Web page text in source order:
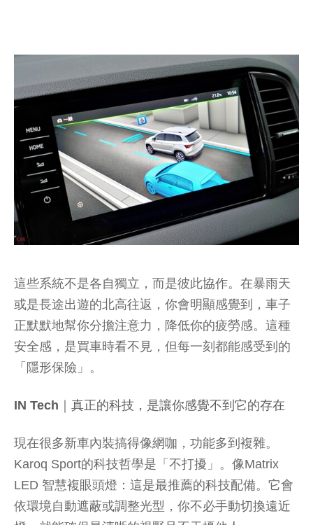
這些系統不是各自獨立，而是彼此協作。在暴雨天
或是長途出遊的北高往返，你會明顯感覺到，車子
正默默地幫你分擔注意力，降低你的疲勞感。這種
安全感，是買車時看不見，但每一刻都能感受到的
「隱形保險」。
IN Tech｜真正的科技，是讓你感覺不到它的存在
現在很多新車內裝搞得像網咖，功能多到複雜。
Karoq Sport的科技哲學是「不打擾」。像Matrix
LED 智慧複眼頭燈：這是最推薦的科技配備。它會
依環境自動遮蔽或調整光型，你不必手動切換遠近